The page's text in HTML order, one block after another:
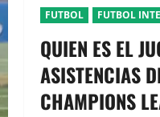
FUTBOL FUTBOL
QUIEN ES EL
ASISTENCIAS
CHAMPIONS